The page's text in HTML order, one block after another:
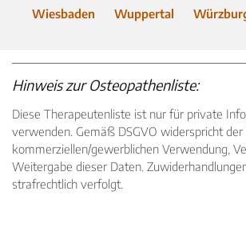
Wiesbaden
Wuppertal
Hinweis zur Osteopathenliste:
Diese Therapeutenliste ist nur für private
verwenden. Gemäß DSGVO widerspricht der
kommerziellen/gewerblichen Verwendung,
Weitergabe dieser Daten.
strafrechtlich verfolgt.